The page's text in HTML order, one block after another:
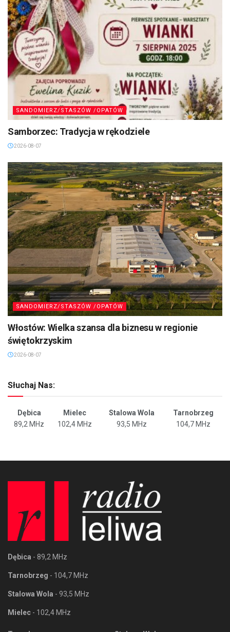
SANDOMIERZ/STASZÓW /OPATÓW
Samborzec: Tradycja w rękodziele
2026-08-07
SANDOMIERZ/STASZÓW /OPATÓW
Włostów: Wielka szansa dla biznesu w regionie
świętokrzyskim
2026-08-07
Słuchaj Nas:
Dębica Mielec Stalowa Wola
Tarnobrzeg
89,2 MHz
102,4 MHz 93,5 MHz 104,7 MHz
Dębica - 89,2 MHz
Tarnobrzeg - 104,7 MHz
Stalowa Wola - 93,5 MHz
Mielec - 102,4 MHz